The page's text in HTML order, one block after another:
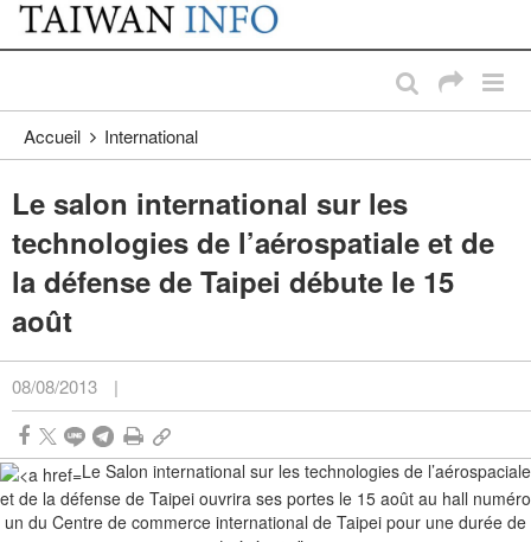
Passer au contenu principal
:::
Accueil International
Le salon international sur les
technologies de l’aérospatiale et de
la défense de Taipei débute le 15
août
08/08/2013 |
Le Salon international sur les technologies de l’aérospaciale
et de la défense de Taipei ouvrira ses portes le 15 août au hall numéro
un du Centre de commerce international de Taipei pour une durée de